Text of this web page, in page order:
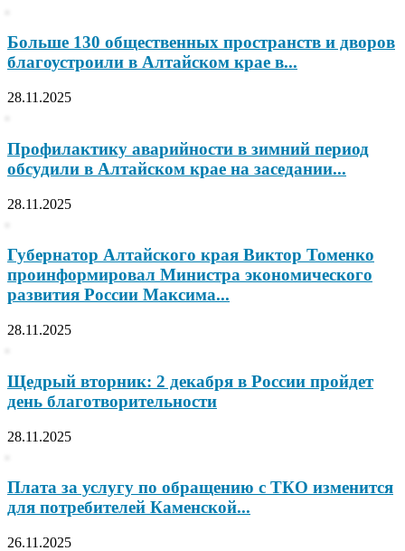
Больше 130 общественных пространств и дворов
благоустроили в Алтайском крае в...
28.11.2025
Профилактику аварийности в зимний период
обсудили в Алтайском крае на заседании...
28.11.2025
Губернатор Алтайского края Виктор Томенко
проинформировал Министра экономического
развития России Максима...
28.11.2025
Щедрый вторник: 2 декабря в России пройдет
день благотворительности
28.11.2025
Плата за услугу по обращению с ТКО изменится
для потребителей Каменской...
26.11.2025